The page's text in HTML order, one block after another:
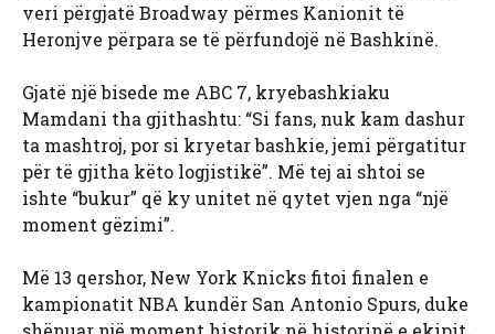
veri përgjatë Broadway përmes Kanionit të
Heronjve përpara se të përfundojë në Bashkinë.
Gjatë një bisede me ABC 7, kryebashkiaku
Mamdani tha gjithashtu: “Si fans, nuk kam dashur
ta mashtroj, por si kryetar bashkie, jemi përgatitur
për të gjitha këto logjistikë”. Më tej ai shtoi se
ishte “bukur” që ky unitet në qytet vjen nga “një
moment gëzimi”.
Më 13 qershor, New York Knicks fitoi finalen e
kampionatit NBA kundër San Antonio Spurs, duke